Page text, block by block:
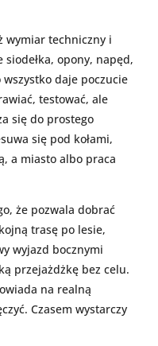
wymiar techniczny i
opony, napęd,
daje poczucie
testować, ale
się do prostego
się pod kołami,
a miasto albo praca
że pozwala dobrać
trasę po lesie,
wyjazd bocznymi
przejażdżkę bez celu.
na realną
Czasem wystarczy